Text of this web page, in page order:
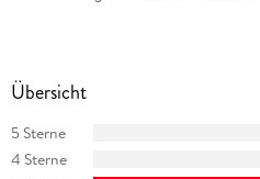
Übersicht
5 Sterne
4 Sterne